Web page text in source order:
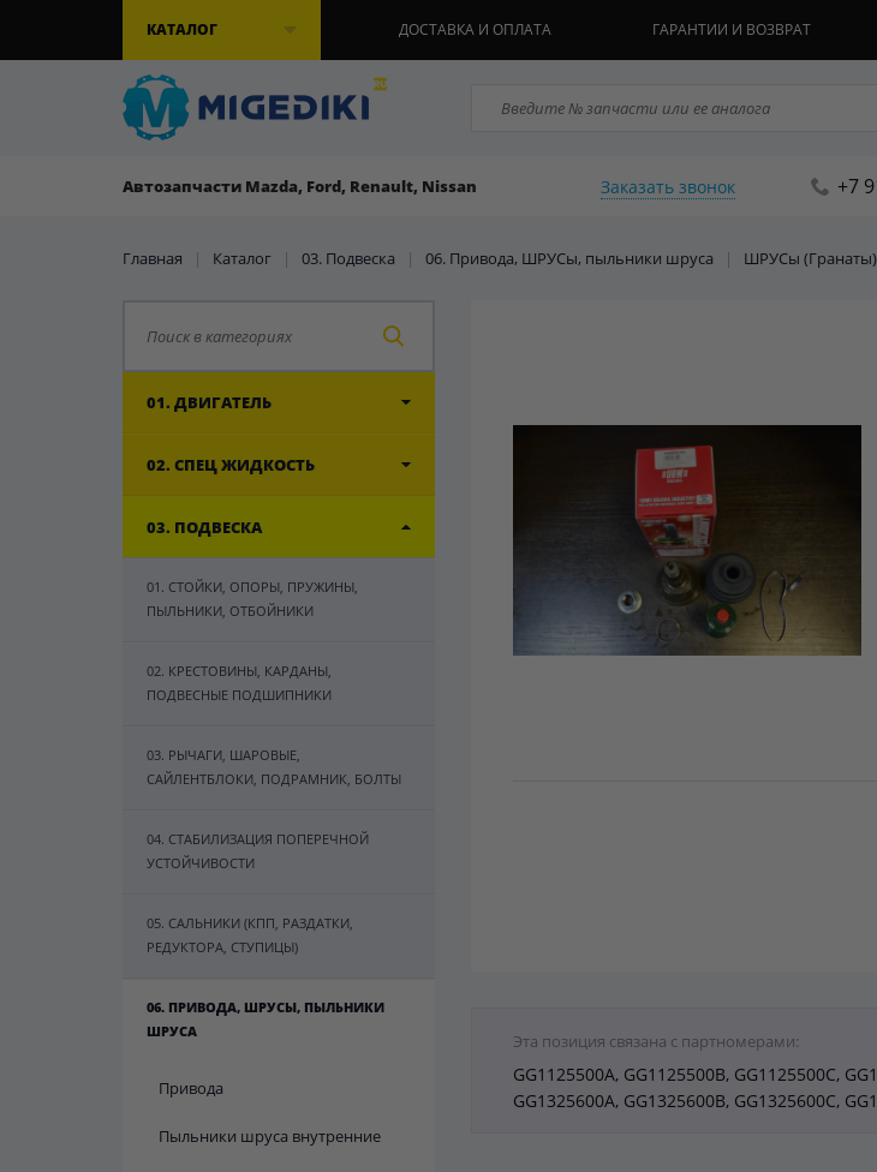
КАТАЛОГ ДОСТАВКА И ОПЛАТА ГАРАНТИИ И ВОЗВРАТ
Автозапчасти Mazda, Ford, Renault, Nissan Заказать звонок +7
Главная | Каталог | 03. Подвеска | 06. Привода, ШРУСы, пыльники шруса | ШРУСы
01. ДВИГАТЕЛЬ
02. СПЕЦ ЖИДКОСТЬ
03. ПОДВЕСКА
01. СТОЙКИ, ОПОРЫ, ПРУЖИНЫ,
ПЫЛЬНИКИ, ОТБОЙНИКИ
02. КРЕСТОВИНЫ, КАРДАНЫ,
ПОДВЕСНЫЕ ПОДШИПНИКИ
03. РЫЧАГИ, ШАРОВЫЕ,
САЙЛЕНТБЛОКИ, ПОДРАМНИК, БОЛТЫ
04. СТАБИЛИЗАЦИЯ ПОПЕРЕЧНОЙ
УСТОЙЧИВОСТИ
05. САЛЬНИКИ (КПП, РАЗДАТКИ,
РЕДУКТОРА, СТУПИЦЫ)
06. ПРИВОДА, ШРУСЫ, ПЫЛЬНИКИ
ШРУСА
Привода
Пыльники шруса внутренние
Эта позиция связана с партномерами:
GG1125500A, GG1125500B, GG1125500C,
GG1325600A, GG1325600B, GG1325600C,